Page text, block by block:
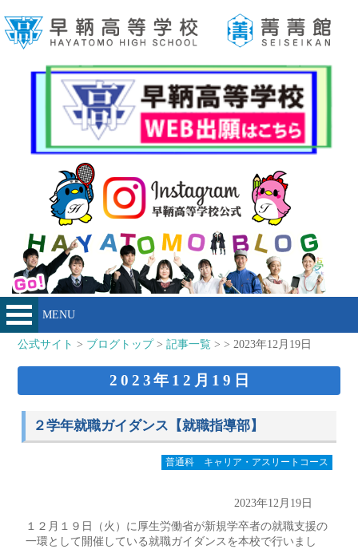
MENU
公式サイト > ブログトップ>記事一覧 > > 2023年12月19日
2023年12月19日
２学年就職ガイダンス【就職指導部】
普通科 キャリア・アスリートコース
2023年12月19日
１２月１９日（火）に厚生労働省が新規学卒者の就職支援の
一環として開催している就職ガイダンスを本校で行いまし